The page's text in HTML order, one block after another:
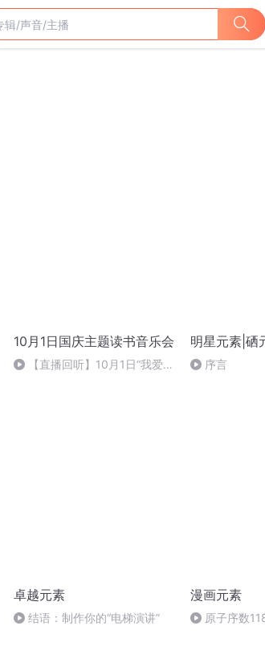
10月1日国庆主题读书音乐会
【直播回听】10月1日“我爱你
明星元素|硒
序言
卓越元素
结语：制作你的“电梯演讲”
漫画元素
原子序数